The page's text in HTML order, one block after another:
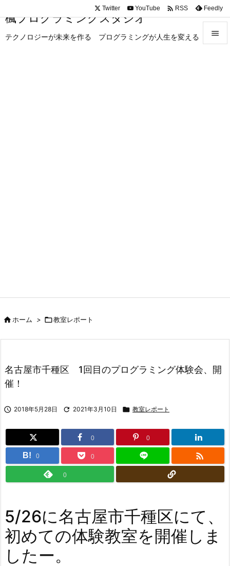
楓プログラミングスタジオ
テクノロジーが未来を作る プログラミングが人生を変える 
Twitter YouTube  RSS Feedly
ホーム > 教室レポート
名古屋市千種区 1回目のプログラミング体験会、開
催！
 2018年5月28日  2021年3月10日  教室レポート
0 0
B! 0 0 
0
5/26に名古屋市千種区にて、
初めての体験教室を開催しま
したー。